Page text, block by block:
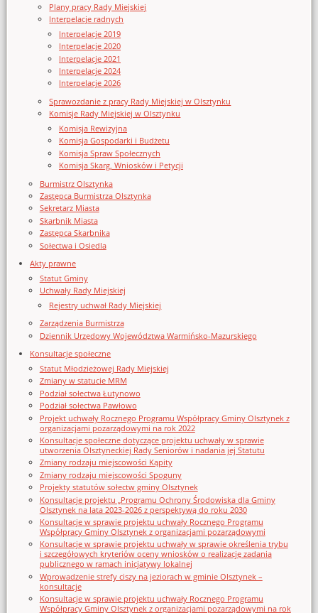
Plany pracy Rady Miejskiej
Interpelacje radnych
Interpelacje 2019
Interpelacje 2020
Interpelacje 2021
Interpelacje 2024
Interpelacje 2026
Sprawozdanie z pracy Rady Miejskiej w Olsztynku
Komisje Rady Miejskiej w Olsztynku
Komisja Rewizyjna
Komisja Gospodarki i Budżetu
Komisja Spraw Społecznych
Komisja Skarg, Wniosków i Petycji
Burmistrz Olsztynka
Zastępca Burmistrza Olsztynka
Sekretarz Miasta
Skarbnik Miasta
Zastępca Skarbnika
Sołectwa i Osiedla
Akty prawne
Statut Gminy
Uchwały Rady Miejskiej
Rejestry uchwał Rady Miejskiej
Zarządzenia Burmistrza
Dziennik Urzędowy Województwa Warmińsko-Mazurskiego
Konsultacje społeczne
Statut Młodzieżowej Rady Miejskiej
Zmiany w statucie MRM
Podział sołectwa Łutynowo
Podział sołectwa Pawłowo
Projekt uchwały Rocznego Programu Współpracy Gminy Olsztynek z
organizacjami pozarządowymi na rok 2022
Konsultacje społeczne dotyczące projektu uchwały w sprawie
utworzenia Olsztyneckiej Rady Seniorów i nadania jej Statutu
Zmiany rodzaju miejscowości Kąpity
Zmiany rodzaju miejscowości Spoguny
Projekty statutów sołectw gminy Olsztynek
Konsultacje projektu „Programu Ochrony Środowiska dla Gminy
Olsztynek na lata 2023-2026 z perspektywą do roku 2030
Konsultacje w sprawie projektu uchwały Rocznego Programu
Współpracy Gminy Olsztynek z organizacjami pozarządowymi
Konsultacje w sprawie projektu uchwały w sprawie określenia trybu
i szczegółowych kryteriów oceny wniosków o realizację zadania
publicznego w ramach inicjatywy lokalnej
Wprowadzenie strefy ciszy na jeziorach w gminie Olsztynek –
konsultacje
Konsultacje w sprawie projektu uchwały Rocznego Programu
Współpracy Gminy Olsztynek z organizacjami pozarządowymi na rok